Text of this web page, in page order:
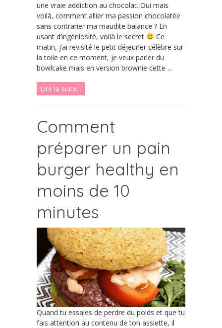
une vraie addiction au chocolat. Oui mais
voilà, comment allier ma passion chocolatée
sans contrarier ma maudite balance ? En
usant d’ingéniosité, voilà le secret
Ce
matin, j’ai revisité le petit déjeuner célèbre sur
la toile en ce moment, je veux parler du
bowlcake mais en version brownie cette ...
Lire la suite...
Comment
préparer un pain
burger healthy en
moins de 10
minutes
Quand tu essaies de perdre du poids et que tu
fais attention au contenu de ton assiette, il